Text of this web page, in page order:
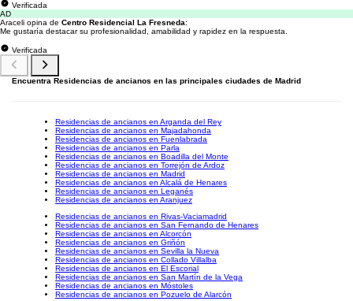
Verificada
AD
Araceli opina de Centro Residencial La Fresneda:
Me gustaría destacar su profesionalidad, amabilidad y rapidez en la respuesta.
Verificada
Encuentra Residencias de ancianos en las principales ciudades de Madrid
Residencias de ancianos en Arganda del Rey
Residencias de ancianos en Majadahonda
Residencias de ancianos en Fuenlabrada
Residencias de ancianos en Parla
Residencias de ancianos en Boadilla del Monte
Residencias de ancianos en Torrejón de Ardoz
Residencias de ancianos en Madrid
Residencias de ancianos en Alcalá de Henares
Residencias de ancianos en Leganés
Residencias de ancianos en Aranjuez
Residencias de ancianos en Rivas-Vaciamadrid
Residencias de ancianos en San Fernando de Henares
Residencias de ancianos en Alcorcón
Residencias de ancianos en Griñón
Residencias de ancianos en Sevilla la Nueva
Residencias de ancianos en Collado Villalba
Residencias de ancianos en El Escorial
Residencias de ancianos en San Martín de la Vega
Residencias de ancianos en Móstoles
Residencias de ancianos en Pozuelo de Alarcón